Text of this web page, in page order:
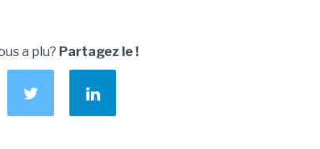
a plu? Partagez le !